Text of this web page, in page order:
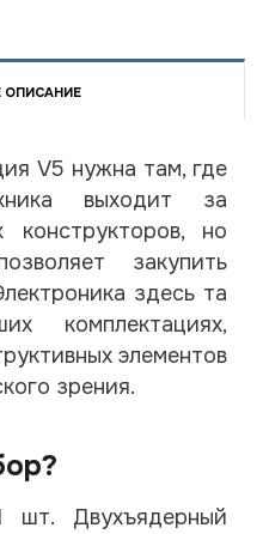
V5 нужна там, где
выходит за
конструкторов, но
закупить
здесь та
комплектациях,
элементов
зрения.
Двухъядерный